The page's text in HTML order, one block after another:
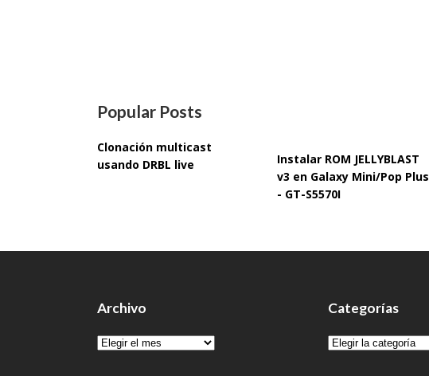
Popular Posts
Clonación multicast
usando DRBL live
Instalar ROM JELLYBLAST
v3 en Galaxy Mini/Pop Plus
- GT-S5570I
Archivo
Archivo
Categorías
Categorías